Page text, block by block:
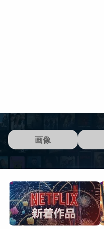
画像